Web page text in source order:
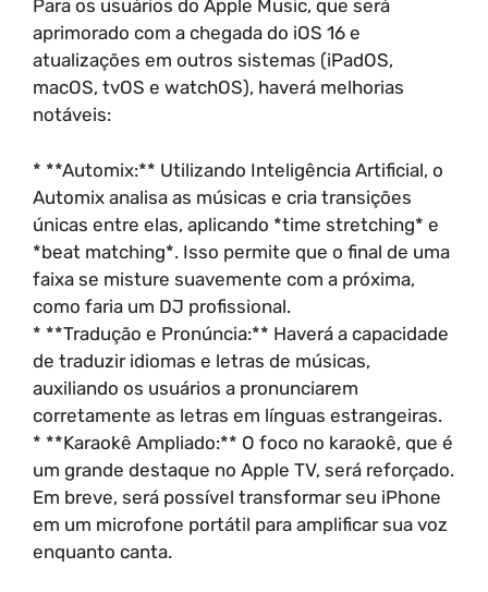
Para os usuários do Apple Music, que será
aprimorado com a chegada do iOS 16 e
atualizações em outros sistemas (iPadOS,
macOS, tvOS e watchOS), haverá melhorias
notáveis:
* **Automix:** Utilizando Inteligência Artificial, o
Automix analisa as músicas e cria transições
únicas entre elas, aplicando *time stretching* e
*beat matching*. Isso permite que o final de uma
faixa se misture suavemente com a próxima,
como faria um DJ profissional.
* **Tradução e Pronúncia:** Haverá a capacidade
de traduzir idiomas e letras de músicas,
auxiliando os usuários a pronunciarem
corretamente as letras em línguas estrangeiras.
* **Karaokê Ampliado:** O foco no karaokê, que é
um grande destaque no Apple TV, será reforçado.
Em breve, será possível transformar seu iPhone
em um microfone portátil para amplificar sua voz
enquanto canta.